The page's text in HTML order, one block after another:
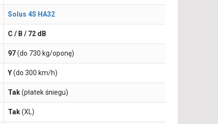
Solus 4S HA32
C / B / 72 dB
97(do 730 kg/oponę)
Y(do 300 km/h)
Tak(płatek śniegu)
Tak(XL)